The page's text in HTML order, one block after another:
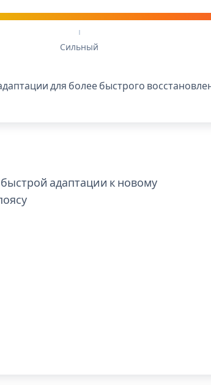
Сильный
для более быстрого
адаптации к новому